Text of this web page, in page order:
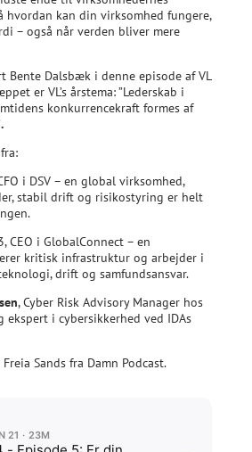
hvordan kan din virksomhed fungere,
– også når verden bliver mere
Bente Dalsbæk i denne episode af VL
er VL’s årstema: ”Lederskab i
konkurrencekraft formes af
.
i DSV – en global virksomhed,
stabil drift og risikostyring er helt
CEO i GlobalConnect – en
kritisk infrastruktur og arbejder i
drift og samfundsansvar.
, Cyber Risk Advisory Manager hos
ekspert i cybersikkerhed ved IDAs
Sands fra Damn Podcast.